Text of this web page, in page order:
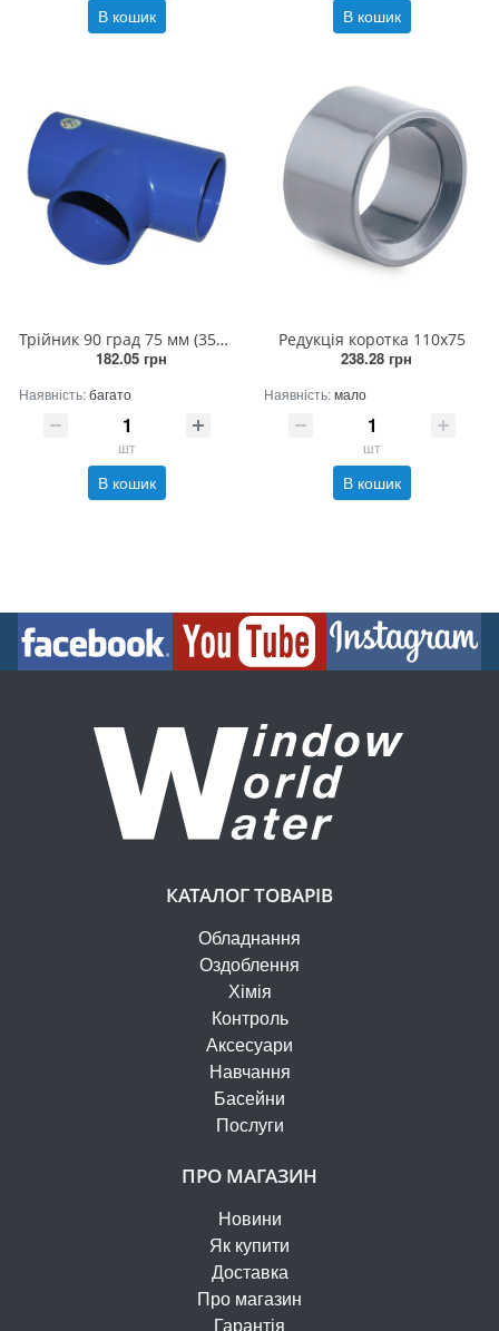
В кошик В кошик
Трійник 90 град 75 мм (35штук/ящик)
182.05 грн
Наявність:багато
шт
В кошик
Редукція коротка 110х75
238.28 грн
Наявність:мало
шт
В кошик
КАТАЛОГ ТОВАРІВ
Обладнання
Оздоблення
Хімія
Контроль
Аксесуари
Навчання
Басейни
Послуги
ПРО МАГАЗИН
Новини
Як купити
Доставка
Про магазин
Гарантія